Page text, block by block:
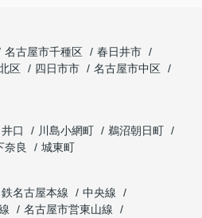
名古屋市千種区
春日井市
区 四日市市
名古屋市中区
井口 川島小網町
鵜沼朝日町
奈良
城東町
名古屋本線
中央線
名古屋市営東山線